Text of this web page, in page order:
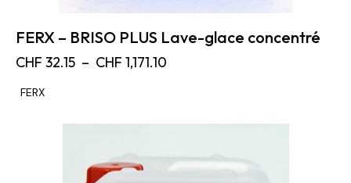
FERX – BRISO PLUS Lave-glace concentré
CHF 32.15 – CHF 1,171.10
FERX